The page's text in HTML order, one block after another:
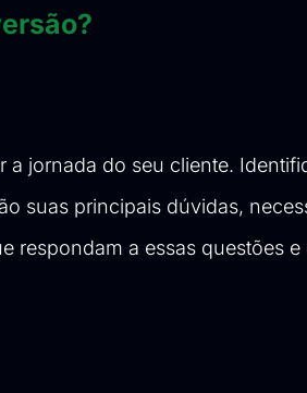
a jornada do seu cliente.
suas principais dúvidas,
respondam a essas questões